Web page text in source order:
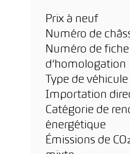
Prix à neuf
Numéro de
Numéro de fiche
d’homologation
Type de véhicule
Importation
Catégorie de
énergétique
Émissions de